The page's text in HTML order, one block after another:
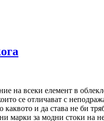
на всеки елемент в
се отличават с
и да става не би
марки за модни стоки на